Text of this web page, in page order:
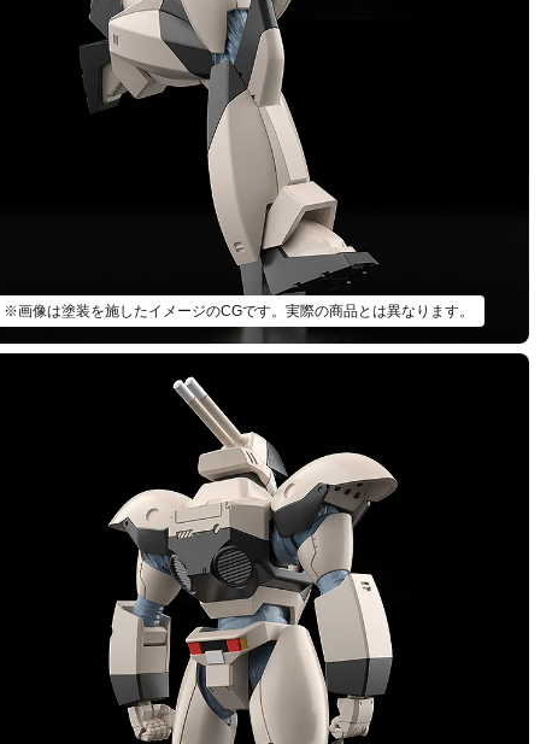
※画像は塗装を施したイメージのCGです。実際の商品とは異なります。